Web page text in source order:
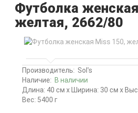
Футболка
желтая, 2662/80
Производитель: Sol's
Наличие: В наличии
Длина: 40 см x Ширина: 30 см x
Вес: 5400 г